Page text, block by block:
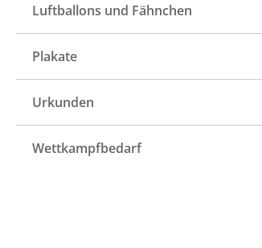
Luftballons und Fähnchen
Plakate
Urkunden
Wettkampfbedarf